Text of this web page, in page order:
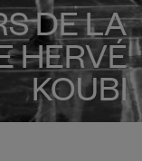
DE LA
HERVÉ
KOUBI